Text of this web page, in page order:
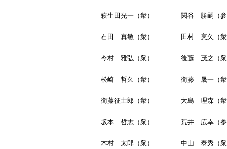
萩生田光一（衆） 関谷 勝嗣（
石田 真敏（衆） 田村 憲久（
今村 雅弘（衆） 後藤 茂之（
松崎 哲久（衆） 衛藤 晟一（
衛藤征士郎（衆） 大島 理森（
坂本 哲志（衆） 荒井 広幸（
木村 太郎（衆） 中山 泰秀（